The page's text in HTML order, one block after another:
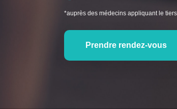
*auprès des médecins appliquant le
Prendre rendez-vous